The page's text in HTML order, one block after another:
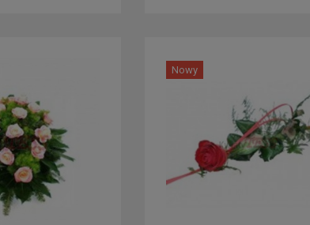
Nowy